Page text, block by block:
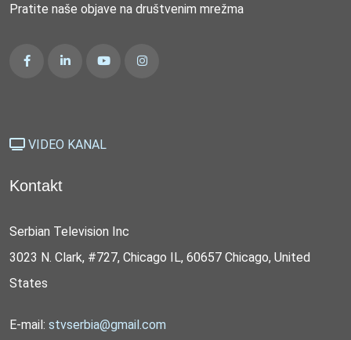
Pratite naše objave na društvenim mrežma
VIDEO KANAL
Kontakt
Serbian Television Inc
3023 N. Clark, #727, Chicago IL, 60657 Chicago, United
States
E-mail: stvserbia@gmail.com